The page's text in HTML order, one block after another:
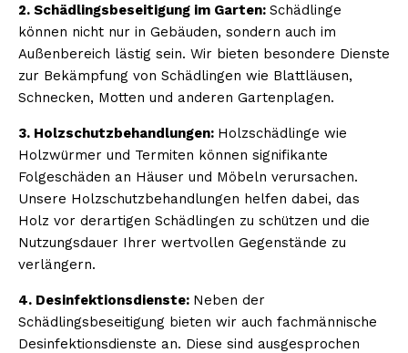
2. Schädlingsbeseitigung im Garten: Schädlinge
können nicht nur in Gebäuden, sondern auch im
Außenbereich lästig sein. Wir bieten besondere Dienste
zur Bekämpfung von Schädlingen wie Blattläusen,
Schnecken, Motten und anderen Gartenplagen.
3. Holzschutzbehandlungen: Holzschädlinge wie
Holzwürmer und Termiten können signifikante
Folgeschäden an Häuser und Möbeln verursachen.
Unsere Holzschutzbehandlungen helfen dabei, das
Holz vor derartigen Schädlingen zu schützen und die
Nutzungsdauer Ihrer wertvollen Gegenstände zu
verlängern.
4. Desinfektionsdienste: Neben der
Schädlingsbeseitigung bieten wir auch fachmännische
Desinfektionsdienste an. Diese sind ausgesprochen